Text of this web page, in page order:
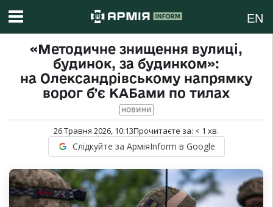
EN
«Методичне знищення вулиці,
будинок, за будинком»:
на Олександрівському напрямку
ворог б’є КАБами по тилах
НОВИНИ
26 Травня 2026, 10:13Прочитаєте за: < 1 хв.
Слідкуйте за АрміяInform в Google